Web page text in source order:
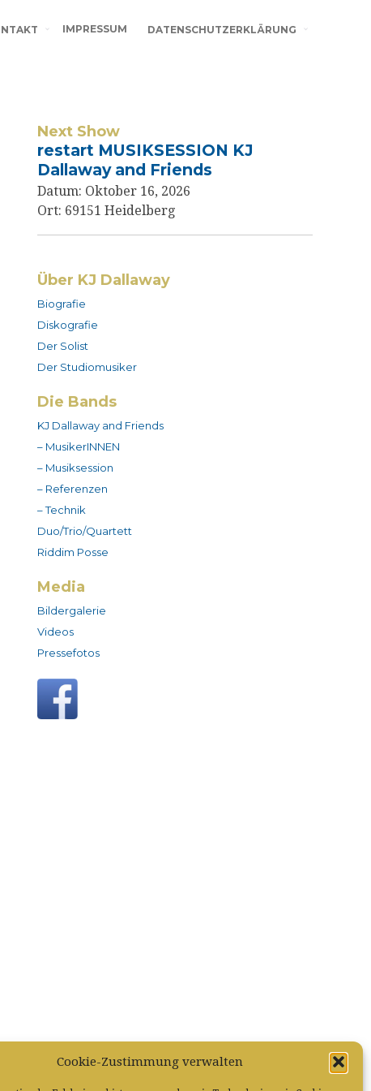
Cookie-Zustimmung verwalten
IMPRESSUM DATENSCHUTZERKLÄRUNG
Next Show
restart MUSIKSESSION KJ
Dallaway and Friends
Datum: Oktober 16, 2026
Ort: 69151 Heidelberg
Über KJ Dallaway
Biografie
Diskografie
Der Solist
Der Studiomusiker
Die Bands
KJ Dallaway and Friends
– MusikerINNEN
– Musiksession
– Referenzen
– Technik
Duo/Trio/Quartett
Riddim Posse
Media
Bildergalerie
Videos
Pressefotos